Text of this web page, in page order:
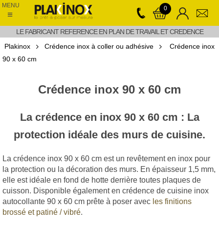
MENU 0
≡
LE FABRICANT REFERENCE EN PLAN DE TRAVAIL ET CREDENCE
Plakinox
Crédence inox à coller ou adhésive
Crédence inox
90 x 60 cm
Crédence inox 90 x 60 cm
La crédence en inox 90 x 60 cm : La
protection idéale des murs de cuisine.
La crédence inox 90 x 60 cm est un revêtement en inox pour
la protection ou la décoration des murs. En épaisseur 1,5 mm,
elle est idéale en fond de hotte derrière toutes plaques de
cuisson. Disponible également en crédence de cuisine inox
autocollante 90 x 60 cm prête à poser avec les finitions
brossé et patiné / vibré.